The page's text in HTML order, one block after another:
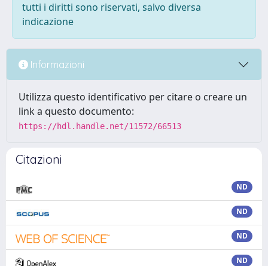
tutti i diritti sono riservati, salvo diversa
indicazione
Informazioni
Utilizza questo identificativo per citare o creare un
link a questo documento:
https://hdl.handle.net/11572/66513
Citazioni
ND
ND
ND
ND